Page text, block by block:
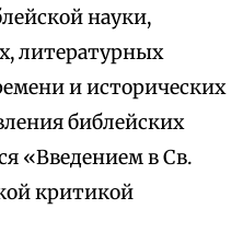
науки,
литературных
и исторических
библейских
«Введением в Св.
критикой